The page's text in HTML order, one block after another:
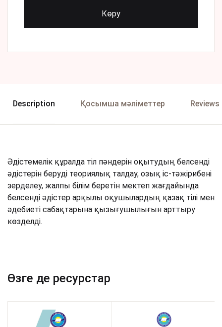
Көру
Description Қосымша мәліметтер Reviews
Әдістемелік құралда тіл пәндерін оқытудың белсенді
әдістерін беруді теориялық талдау, озық іс-тәжірибені
зерделеу, жалпы білім беретін мектеп жағдайында
белсенді әдістер арқылы оқушылардың қазақ тілі мен
әдебиеті сабақтарына қызығушылығын арттыру
көзделді.
Өзге де ресурстар